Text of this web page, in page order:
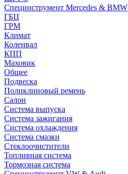
Специнструмент Mercedes & BMW
ГБЦ
ГРМ
Климат
Коленвал
КПП
Маховик
Общее
Подвеска
Поликлиновый ремень
Салон
Система выпуска
Система зажигания
Система охлаждения
Система смазки
Стеклоочистители
Топливная система
Тормозная система